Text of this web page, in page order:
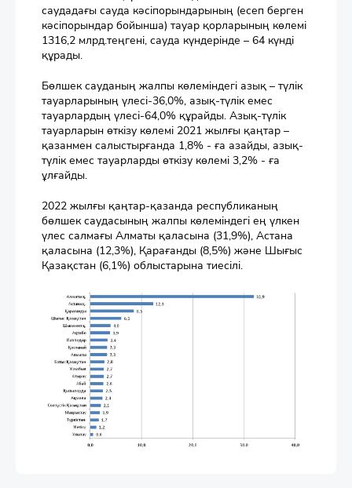
саудадағы сауда кәсіпорындарының (есеп берген
кәсіпорындар бойынша) тауар қорларының көлемі
1316,2 млрд.теңгені, сауда күндерінде – 64 күнді
құрады.
Бөлшек сауданың жалпы көлеміндегі азық – түлік
тауарларының үлесі-36,0%, азық-түлік емес
тауарлардың үлесі-64,0% құрайды. Азық-түлік
тауарларын өткізу көлемі 2021 жылғы қаңтар –
қазанмен салыстырғанда 1,8% - ға азайды, азық-
түлік емес тауарларды өткізу көлемі 3,2% - ға
ұлғайды.
2022 жылғы қаңтар-қазанда республиканың
бөлшек саудасының жалпы көлеміндегі ең үлкен
үлес салмағы Алматы қаласына (31,9%), Астана
қаласына (12,3%), Қарағанды (8,5%) және Шығыс
Қазақстан (6,1%) облыстарына тиесілі.